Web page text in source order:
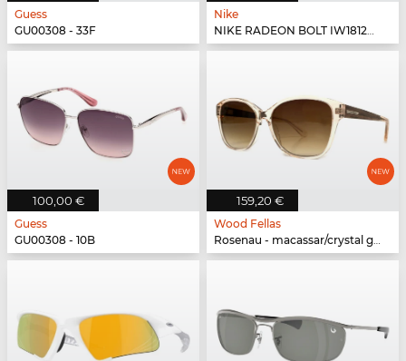
Guess
GU00308 - 33F
Nike
NIKE RADEON BOLT IW1812X - 010
100,00 €
Guess
GU00308 - 10B
159,20 €
Wood Fellas
Rosenau - macassar/crystal gold